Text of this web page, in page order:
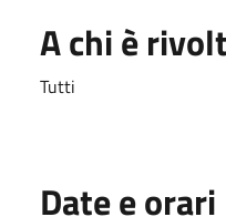
A chi è
Tutti
Date e orari